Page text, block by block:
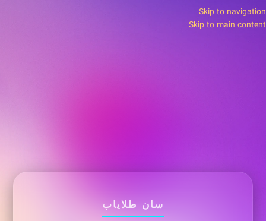
Skip to navigation
Skip to main content
سان طلایاب